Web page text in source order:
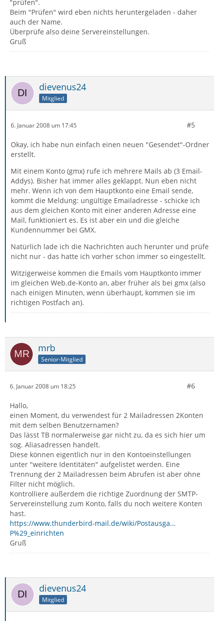
"prüfen".
Beim "Prüfen" wird eben nichts heruntergeladen - daher
auch der Name.
Überprüfe also deine Servereinstellungen.
Gruß
dievenus24
Mitglied
6. Januar 2008 um 17:45 #5
Okay, ich habe nun einfach einen neuen "Gesendet"-Ordner
erstellt.
Mit einem Konto (gmx) rufe ich mehrere Mails ab (3 Email-
Addys). Bisher hat immer alles geklappt. Nun eben nicht
mehr. Wenn ich von dem Hauptkonto eine Email sende,
kommt die Meldung: ungültige Emailadresse - schicke ich
aus dem gleichen Konto mit einer anderen Adresse eine
Mail, funktioniert es. Es ist aber ein und die gleiche
Kundennummer bei GMX.
Natürlich lade ich die Nachrichten auch herunter und prüfe
nicht nur - das hatte ich vorher schon immer so eingestellt.
Witzigerweise kommen die Emails vom Hauptkonto immer
im gleichen Web.de-Konto an, aber früher als bei gmx (also
nach einigen Minuten, wenn überhaupt, kommen sie im
richtigen Postfach an).
mrb
Senior-Mitglied
6. Januar 2008 um 18:25 #6
Hallo,
einen Moment, du verwendest für 2 Mailadressen 2Konten
mit dem selben Benutzernamen?
Das lässt TB normalerweise gar nicht zu, da es sich hier um
sog. Aliasadressen handelt.
Diese können eigentlich nur in den Kontoeinstellungen
unter "weitere Identitäten" aufgelistet werden. Eine
Trennung der 2 Mailadressen beim Abrufen ist aber ohne
Filter nicht möglich.
Kontrolliere außerdem die richtige Zuordnung der SMTP-
Servereinstellung zum Konto, falls du noch weitere Konten
hast.
https://www.thunderbird-mail.de/wiki/Postausga…
P%29_einrichten
Gruß
dievenus24
Mitglied